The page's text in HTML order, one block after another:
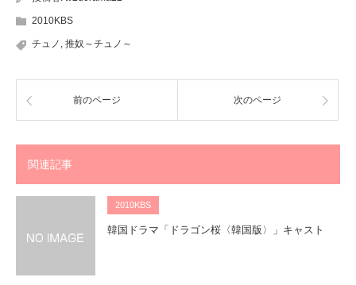
2010KBS
チュノ 推奴～チュノ～
前のページ 次のページ
関連記事
2010KBS
韓国ドラマ「ドラゴン桜〈韓国版〉」キャスト